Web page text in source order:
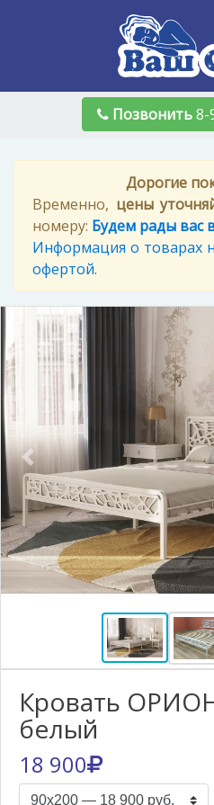
Позвонить8-
Дорогие
Временно, цены
номеру: Будем рады вас
Информация о товарах
офертой.
Previous
Кровать
белый
18 900